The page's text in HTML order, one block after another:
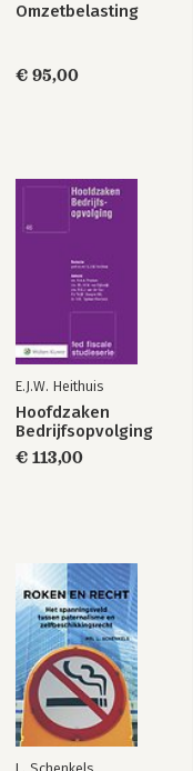
Omzetbelasting
€ 95,00
E.J.W. Heithuis
Hoofdzaken
Bedrijfsopvolging
€ 113,00